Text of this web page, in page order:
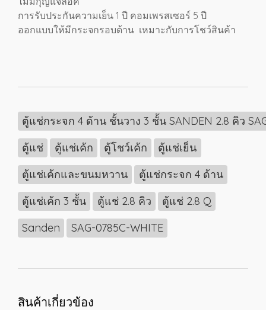
การรับประกันความเย็น 1 ปี คอมเพรสเซอร์ 5 ปี
ออกแบบให้มีกระจกรอบด้าน เหมาะกับการโชว์สินค้า
ตู้แช่กระจก 4 ด้าน ชั้นวาง 3 ชั้น SANDEN 2.8 คิว
ตู้แช่
ตู้แช่เค้ก ตู้โชว์เค้ก
ตู้แช่เย็น
ตู้แช่เค้กและขนมหวาน
ตู้แช่กระจก 4 ด้าน
ตู้แช่เค้ก 3 ชั้น
ตู้แช่ 2.8 คิว
ตู้แช่ 2.8 Q
Sanden
SAG-0785C-WHITE
สินค้าเกี่ยวข้อง